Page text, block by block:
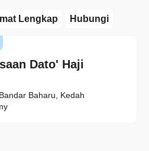
Lengkap Hubungi
Dato' Haji
Baharu, Kedah